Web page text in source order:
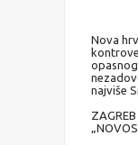
Nova
najviše